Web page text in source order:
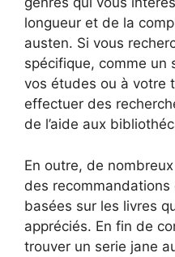
longueur et de la
austen. Si vous
spécifique, comme un
vos études ou à votre
effectuer des
de l’aide aux
En outre, de
des
basées sur les livres
appréciés. En fin de
trouver un serie jane